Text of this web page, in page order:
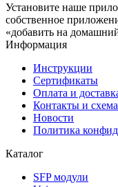
Установите наше
собственное
«добавить на
Информация
Инструкции
Сертификаты
Оплата и
Контакты и
Новости
Политика
Каталог
SFP модули